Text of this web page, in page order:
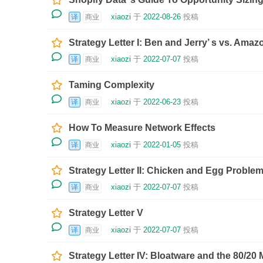
译 商业 xiaozi 于 2022-08-26 投稿
Strategy Letter I: Ben and Jerry’ s vs.
译 商业 xiaozi 于 2022-07-07 投稿
Taming Complexity
译 商业 xiaozi 于 2022-06-23 投稿
How To Measure Network Effects
译 商业 xiaozi 于 2022-01-05 投稿
Strategy Letter II: Chicken and Egg
译 商业 xiaozi 于 2022-07-07 投稿
Strategy Letter V
译 商业 xiaozi 于 2022-07-07 投稿
Strategy Letter IV: Bloatware and the 80/20